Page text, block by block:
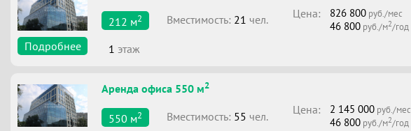
Подробнее
212 м2 Вместимоcть: 21 чел. Цена: 826 800 руб./мес
46 800 руб./м2/год
1 этаж
Аренда офиса 550 м2
550 м2 Вместимоcть: 55 чел. Цена: 2 145 000 руб./мес
46 800 руб./м2/год